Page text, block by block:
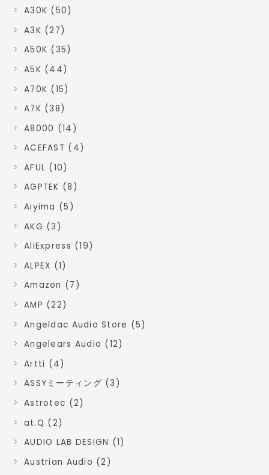
A30K (50)
A3K (27)
A50K (35)
A5K (44)
A70K (15)
A7K (38)
A8000 (14)
ACEFAST (4)
AFUL (10)
AGPTEK (8)
Aiyima (5)
AKG (3)
AliExpress (19)
ALPEX (1)
Amazon (7)
AMP (22)
Angeldac Audio Store (5)
Angelears Audio (12)
Artti (4)
ASSYミーティング (3)
Astrotec (2)
at.Q (2)
AUDIO LAB DESIGN (1)
Austrian Audio (2)